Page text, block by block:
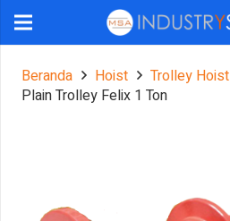
Beranda Hoist
Trolley Hoist
Plain Trolley Felix 1 Ton